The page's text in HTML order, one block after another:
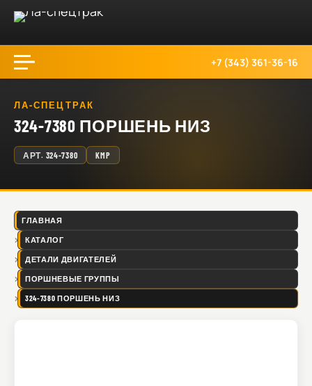
+7 (343) 361-36-16
ЛА-СПЕЦТРАК
324-7380 ПОРШЕНЬ НИЗ
АРТ. 324-7380 KMP
ГЛАВНАЯ
КАТАЛОГ
ДЕТАЛИ ДВИГАТЕЛЕЙ
ПОРШНЕВЫЕ ГРУППЫ
324-7380 ПОРШЕНЬ НИЗ